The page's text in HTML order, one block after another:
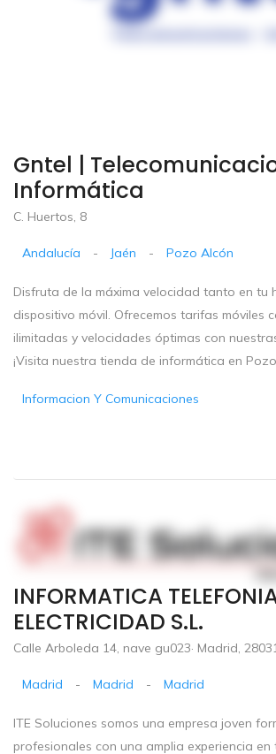
Gntel |
Informática
C. Huertos, 8
Andalucía - Jaén - Pozo Alcón
Disfruta de la máxima velocidad tanto en tu
dispositivo móvil. Ofrecemos tarifas móviles
ilimitadas y velocidades óptimas con
¡Visita nuestra tienda de informática en
Informacion Y Comunicaciones
INFORMATICA
ELECTRICIDAD S.L.
Calle Arboleda 14, nave gu023· Madrid,
Madrid - Madrid - Madrid
ITE Soluciones somos una empresa joven
profesionales con una amplia experiencia